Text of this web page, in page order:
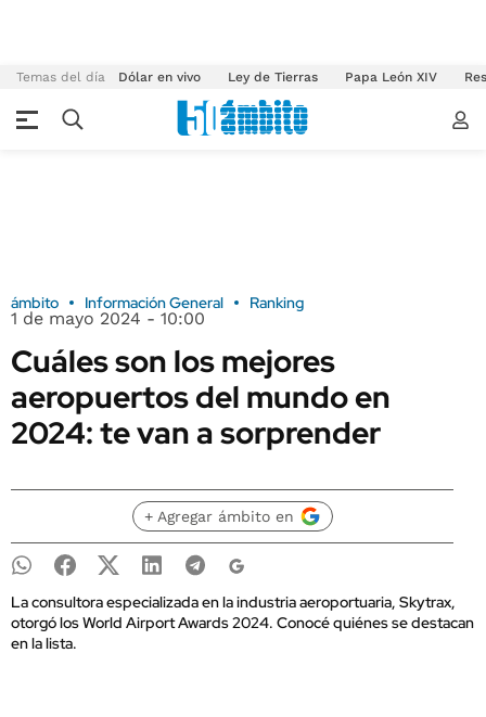
Temas del día Dólar en vivo Ley de Tierras Papa León XIV
ámbito Información General Ranking
1 de mayo 2024 - 10:00
Cuáles son los mejores
aeropuertos del mundo en
2024: te van a sorprender
+ Agregar ámbito en
La consultora especializada en la industria aeroportuaria, Skytrax,
otorgó los World Airport Awards 2024. Conocé quiénes se destacan
en la lista.